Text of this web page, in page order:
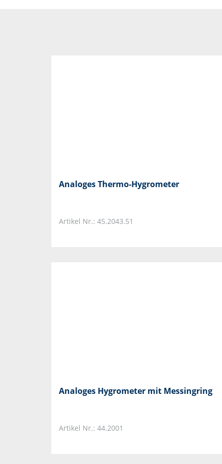
Analoges Thermo-Hygrometer
Artikel Nr.: 45.2043.51
Analoges Hygrometer mit Messingring
Artikel Nr.: 44.2001